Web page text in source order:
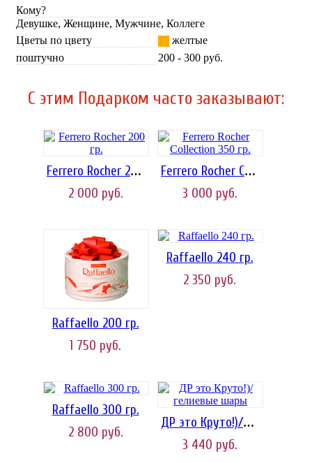
Кому?
Девушке, Женщине, Мужчине, Коллеге
Цветы по цвету
желтые
поштучно
200 - 300 руб.
C этим Подарком часто заказывают:
Ferrero Rocher 200 гр.
2 000 руб.
Ferrero Rocher Collection 350 гр.
3 000 руб.
Raffaello 200 гр.
1 750 руб.
Raffaello 240 гр.
2 350 руб.
Raffaello 300 гр.
2 800 руб.
ДР это Круто!)/гелиевые шары
3 440 руб.